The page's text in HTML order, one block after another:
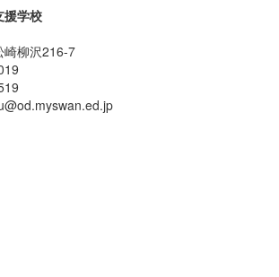
援学校
崎柳沢216-7